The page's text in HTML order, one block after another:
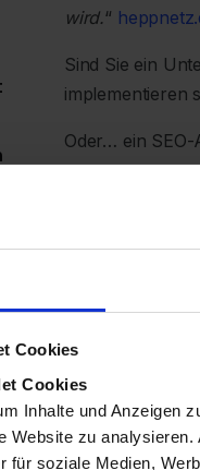
Cookies
Cookies
Inhalte und Anzeigen
Website zu
für soziale Medien,
wird.“
Sind Sie ein
implementieren
Oder… ein
Dann sind Sie
Daten ein und
Welche